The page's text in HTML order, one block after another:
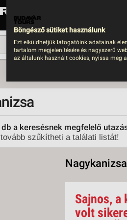
UTAZÁS
a keresésnek megfelelő
szűkítheti a találati listát!
Nagykanizsa
Sajnos, a
volt
Böngésző sütiket használunk
Ezt elküldhetjük látogatóink adatainak
tartalom megjelenítésére és nagyszerű
az általunk használt cookies, nyissa meg